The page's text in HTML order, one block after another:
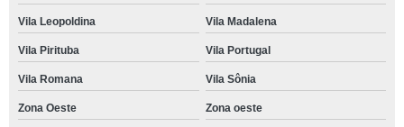
Vila Leopoldina Vila Madalena
Vila Pirituba Vila Portugal
Vila Romana Vila Sônia
Zona Oeste Zona oeste